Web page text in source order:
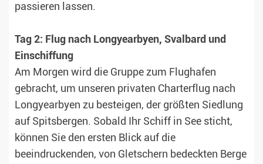
passieren lassen.
Tag 2: Flug nach Longyearbyen, Svalbard und
Einschiffung
Am Morgen wird die Gruppe zum Flughafen
gebracht, um unseren privaten Charterflug nach
Longyearbyen zu besteigen, der größten Siedlung
auf Spitsbergen. Sobald Ihr Schiff in See sticht,
können Sie den ersten Blick auf die
beeindruckenden, von Gletschern bedeckten Berge